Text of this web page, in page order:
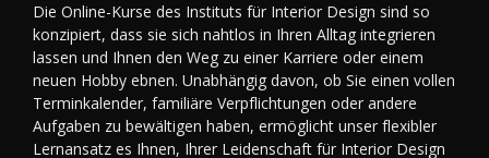
Die Online-Kurse des Instituts für Interior Design sind so
konzipiert, dass sie sich nahtlos in Ihren Alltag integrieren
lassen und Ihnen den Weg zu einer Karriere oder einem
neuen Hobby ebnen. Unabhängig davon, ob Sie einen vollen
Terminkalender, familiäre Verpflichtungen oder andere
Aufgaben zu bewältigen haben, ermöglicht unser flexibler
Lernansatz es Ihnen, Ihrer Leidenschaft für Interior Design